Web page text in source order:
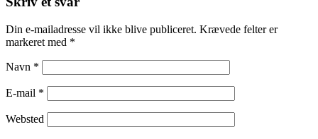
Din e-mailadresse vil ikke blive publiceret. Krævede felter er
markeret med *
Navn *
E-mail *
Websted